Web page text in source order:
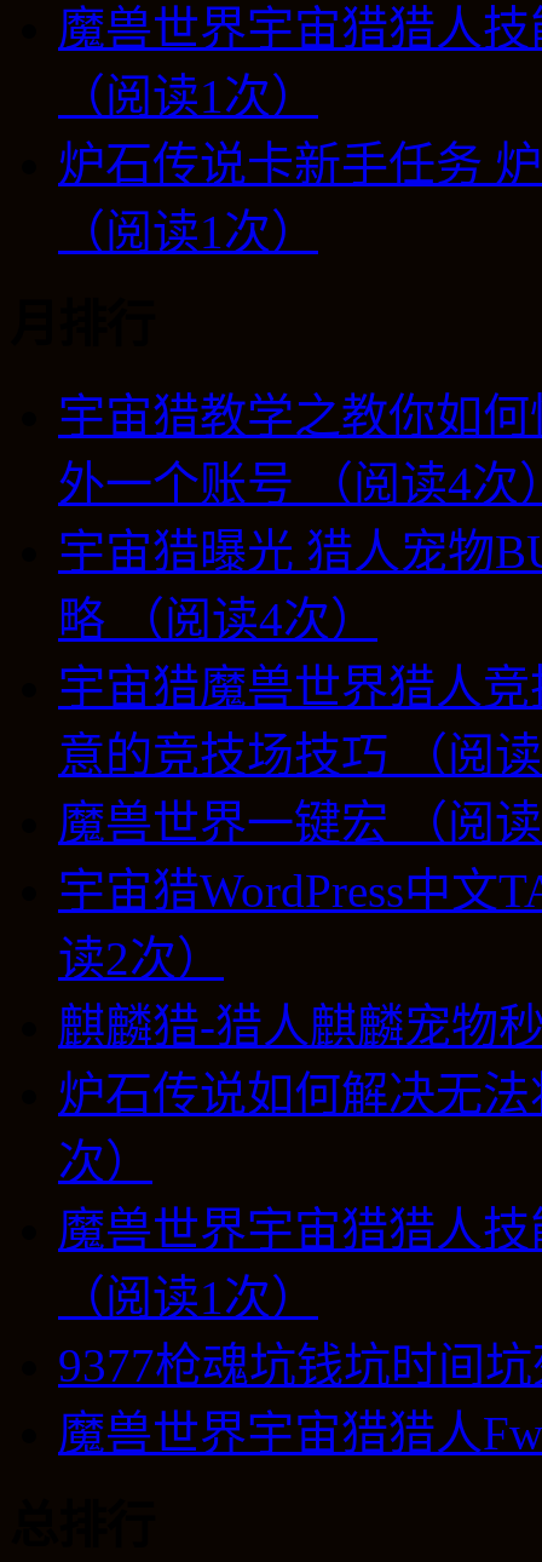
魔兽世界宇宙猎猎人
（阅读1次）
炉石传说卡新手任务
（阅读1次）
宇宙猎教学之教你如
外一个账号 （阅读4次
宇宙猎曝光 猎人宠物
略 （阅读4次）
宇宙猎魔兽世界猎人
意的竞技场技巧 （阅
魔兽世界一键宏 （阅
宇宙猎WordPress中文
读2次）
麒麟猎-猎人麒麟宠物
炉石传说如何解决无
次）
魔兽世界宇宙猎猎人
（阅读1次）
9377枪魂坑钱坑时间
魔兽世界宇宙猎猎人